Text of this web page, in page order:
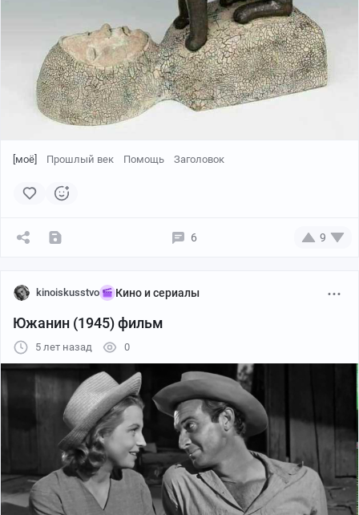
[моё] Прошлый век Помощь Заголовок
6 9
kinoiskusstvo Кино и сериалы
Южанин (1945) фильм
5 лет назад 0